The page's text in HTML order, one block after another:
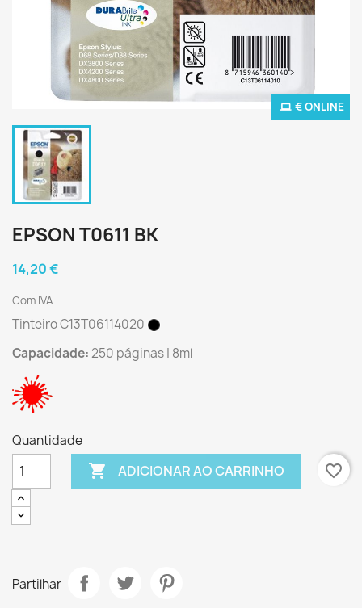
€ ONLINE
EPSON T0611 BK
14,20 €
Com IVA
Tinteiro C13T06114020
Capacidade:250 páginas | 8ml
Quantidade
 ADICIONAR AO CARRINHO favorite_border
Partilhar